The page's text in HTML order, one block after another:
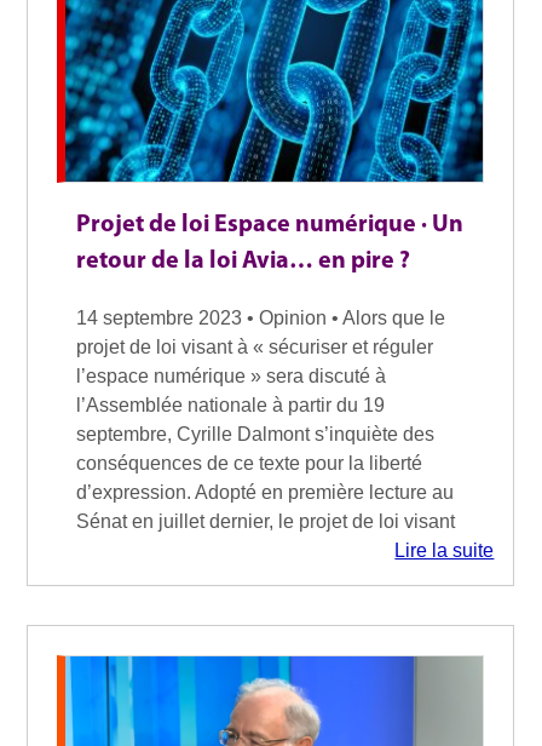
Projet de loi Espace numérique · Un
retour de la loi Avia… en pire ?
14 septembre 2023 • Opinion • Alors que le
projet de loi visant à « sécuriser et réguler
l’espace numérique » sera discuté à
l’Assemblée nationale à partir du 19
septembre, Cyrille Dalmont s’inquiète des
conséquences de ce texte pour la liberté
d’expression. Adopté en première lecture au
Sénat en juillet dernier, le projet de loi visant
Lire la suite